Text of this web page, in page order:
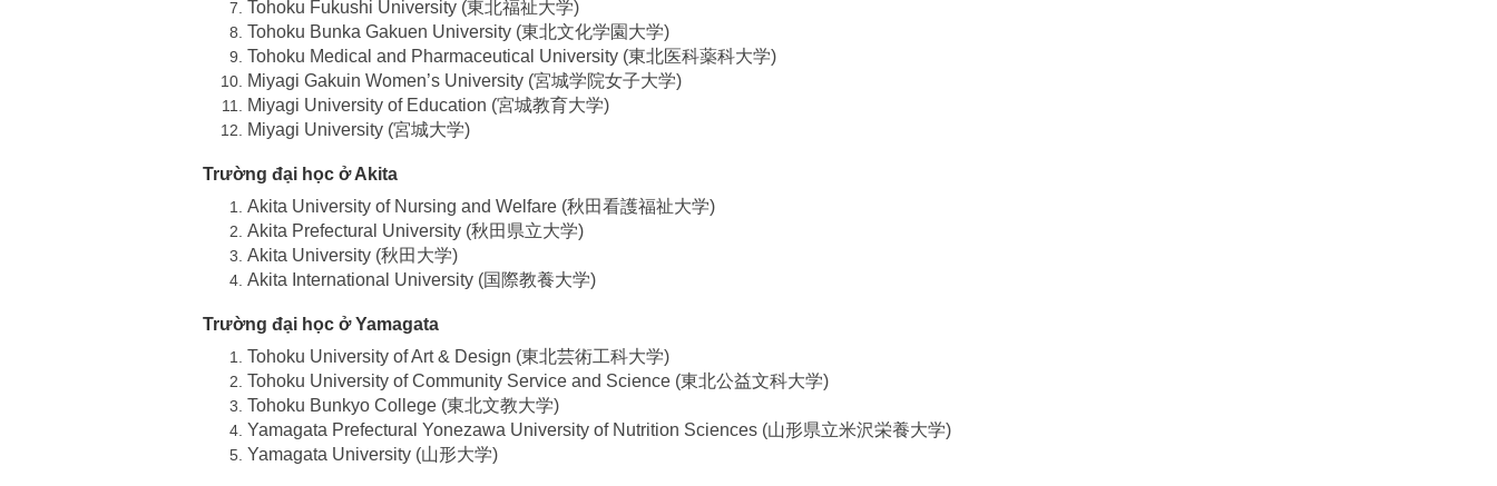
Tohoku Fukushi University (東北福祉大学)
Tohoku Bunka Gakuen University (東北文化学園大学)
Tohoku Medical and Pharmaceutical University (東北医科薬科大学)
Miyagi Gakuin Women’s University (宮城学院女子大学)
Miyagi University of Education (宮城教育大学)
Miyagi University (宮城大学)
Trường đại học ở Akita
Akita University of Nursing and Welfare (秋田看護福祉大学)
Akita Prefectural University (秋田県立大学)
Akita University (秋田大学)
Akita International University (国際教養大学)
Trường đại học ở Yamagata
Tohoku University of Art & Design (東北芸術工科大学)
Tohoku University of Community Service and Science (東北公益文科大学)
Tohoku Bunkyo College (東北文教大学)
Yamagata Prefectural Yonezawa University of Nutrition Sciences (山形県立米沢栄養大学)
Yamagata University (山形大学)